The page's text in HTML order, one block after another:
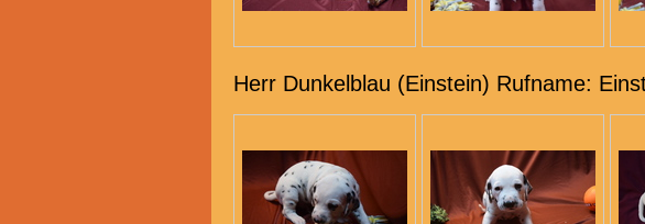
Herr Dunkelblau (Einstein) Rufname: